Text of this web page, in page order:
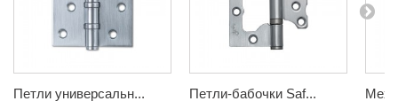
Петли универсальн... Петли-бабочки Saf...